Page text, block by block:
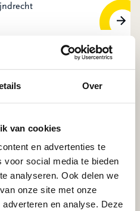
Over
van cookies
en advertenties te
voor social media te bieden
analyseren. Ook delen we
onze site met onze
en analyse. Deze
De
Delta